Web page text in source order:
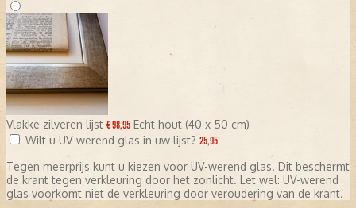
Vlakke zilveren lijst € 98,95 Echt hout (40 x 50 cm)
Wilt u UV-werend glas in uw lijst? 25,95
Tegen meerprijs kunt u kiezen voor UV-werend glas. Dit beschermt
de krant tegen verkleuring door het zonlicht. Let wel: UV-werend
glas voorkomt niet de verkleuring door veroudering van de krant.